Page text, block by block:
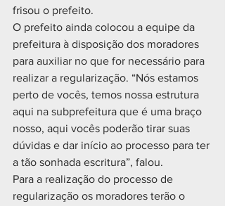
frisou o prefeito.
O prefeito ainda colocou a equipe da
prefeitura à disposição dos moradores
para auxiliar no que for necessário para
realizar a regularização. “Nós estamos
perto de vocês, temos nossa estrutura
aqui na subprefeitura que é uma braço
nosso, aqui vocês poderão tirar suas
dúvidas e dar início ao processo para ter
a tão sonhada escritura”, falou.
Para a realização do processo de
regularização os moradores terão o